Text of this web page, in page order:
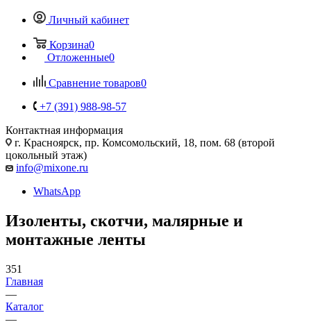
Личный кабинет
Корзина0
Отложенные0
Сравнение товаров0
+7 (391) 988-98-57
Контактная информация
г. Красноярск, пр. Комсомольский, 18, пом. 68 (второй
цокольный этаж)
info@mixone.ru
WhatsApp
Изоленты, скотчи, малярные и
монтажные ленты
351
Главная
—
Каталог
—